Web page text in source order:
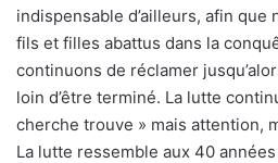
indispensable d’ailleurs, afin
fils et filles abattus dans la
continuons de réclamer
loin d’être terminé. La lutte
cherche trouve » mais attention,
La lutte ressemble aux 40